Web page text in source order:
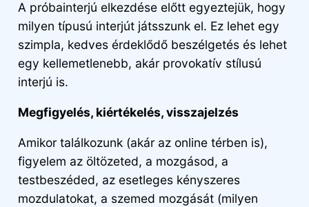
A próbainterjú elkezdése előtt egyeztejük, hogy
milyen típusú interjút játsszunk el. Ez lehet egy
szimpla, kedves érdeklődő beszélgetés és lehet
egy kellemetlenebb, akár provokatív stílusú
interjú is.
Megfigyelés, kiértékelés, visszajelzés
Amikor találkozunk (akár az online térben is),
figyelem az öltözeted, a mozgásod, a
testbeszéded, az esetleges kényszeres
mozdulatokat, a szemed mozgását (milyen